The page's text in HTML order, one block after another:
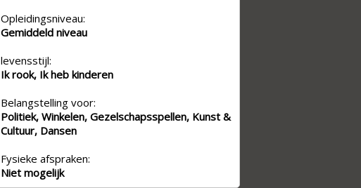
Opleidingsniveau:
Gemiddeld niveau
levensstijl:
Ik rook, Ik heb kinderen
Belangstelling voor:
Politiek, Winkelen, Gezelschapsspellen, Kunst &
Cultuur, Dansen
Fysieke afspraken:
Niet mogelijk